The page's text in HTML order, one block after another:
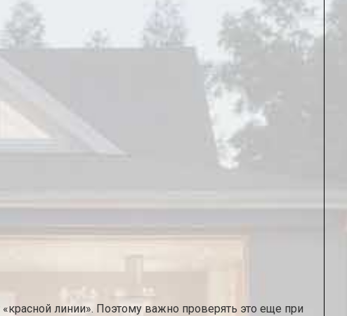
линии». Поэтому важно проверять это еще при